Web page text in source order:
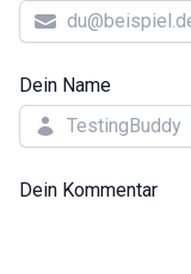
Dein Name
Dein Kommentar